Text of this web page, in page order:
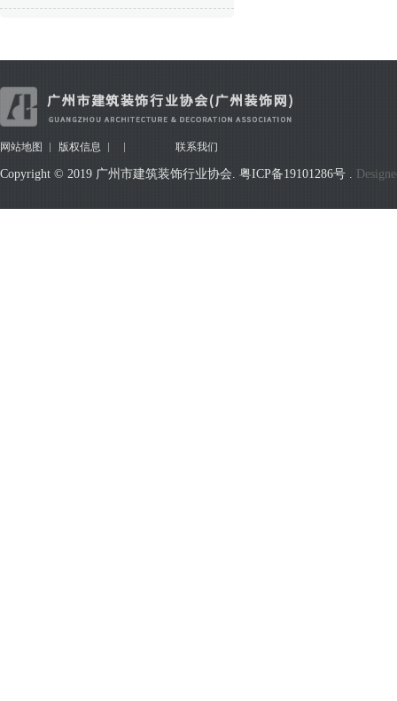
网站地图 版权信息 联系我们
Copyright © 2019 广州市建筑装饰行业协会. 粤ICP备19101286号